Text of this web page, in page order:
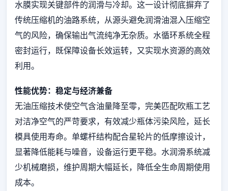
水膜实现关键部件的润滑与冷却。这一设计彻底摒弃了
传统压缩机的油路系统，从源头避免润滑油混入压缩空
气的风险，确保输出气流纯净无杂质。水循环系统全程
密封运行，既保障设备长效运转，又实现水资源的高效
利用。
性能优势：稳定与经济兼备
无油压缩技术使空气含油量降至零，完美匹配吹瓶工艺
对洁净空气的严苛要求，有效减少瓶体污染风险，延长
模具使用寿命。单螺杆结构配合星轮片的低摩擦设计，
显著降低能耗与噪音，设备运行更平稳。水润滑系统减
少机械磨损，维护周期大幅延长，降低全生命周期使用
成本。